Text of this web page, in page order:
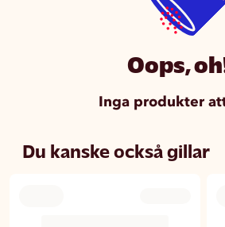
Oops,
Inga produkter
Du kanske också gillar